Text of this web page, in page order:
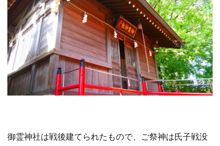
御霊神社は戦後建てられたもので、ご祭神は氏子戦没